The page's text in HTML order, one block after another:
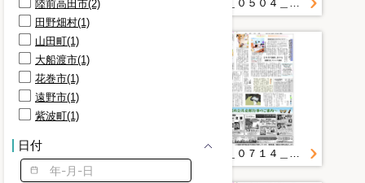
状況(3)
県知事(3)
着工式(3)
英語版(3)
視察(3)
課題(3)
調査結果(3)
陸前高田市(2)
田野畑村(1)
山田町(1)
大船渡市(1)
花巻市(1)
遠野市(1)
紫波町(1)
日付